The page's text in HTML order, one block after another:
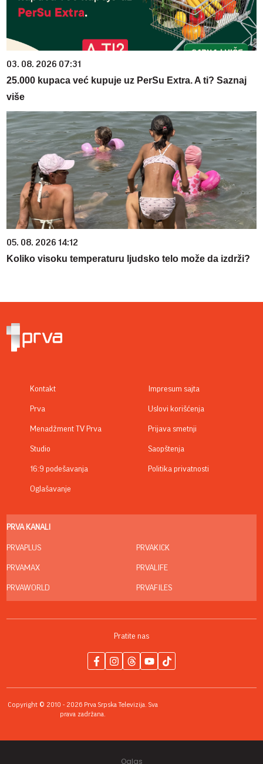
03. 08. 2026 07:31
25.000 kupaca već kupuje uz PerSu Extra. A ti? Saznaj
više
05. 08. 2026 14:12
Koliko visoku temperaturu ljudsko telo može da izdrži?
Kontakt
Prva
Menadžment TV Prva
Studio
16:9 podešavanja
Oglašavanje
Impresum sajta
Uslovi korišćenja
Prijava smetnji
Saopštenja
Politika privatnosti
PRVA KANALI
PRVAPLUS
PRVAMAX
PRVAWORLD
PRVAKICK
PRVALIFE
PRVAFILES
Pratite nas
Copyright © 2010 - 2026 Prva Srpska Televizija. Sva
prava zadržana.